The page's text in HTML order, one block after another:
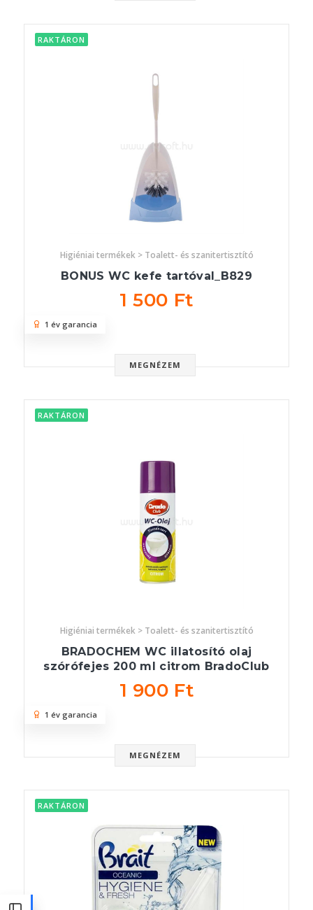
RAKTÁRON
Higiéniai termékek > Toalett- és szanitertisztító
BONUS WC kefe tartóval_B829
1 500 Ft
MEGNÉZEM
1 év garancia
RAKTÁRON
Higiéniai termékek > Toalett- és szanitertisztító
BRADOCHEM WC illatosító olaj
szórófejes 200 ml citrom BradoClub
1 900 Ft
MEGNÉZEM
1 év garancia
RAKTÁRON